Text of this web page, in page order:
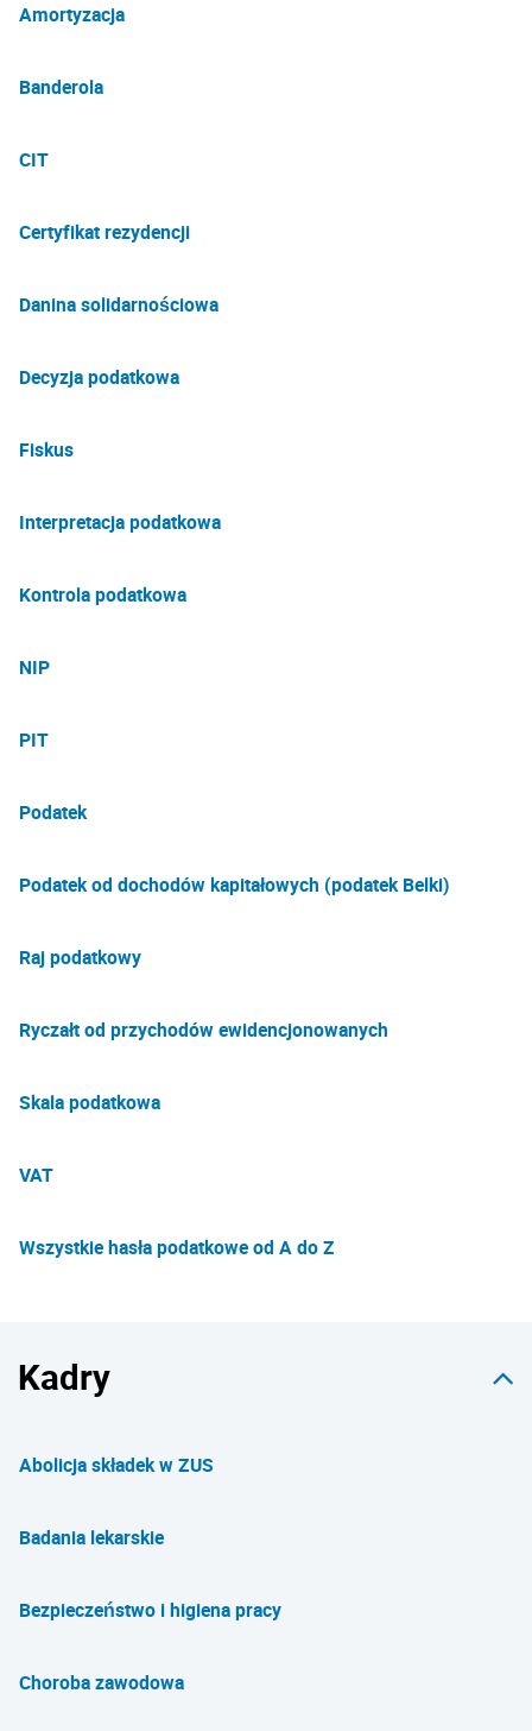
Amortyzacja
Banderola
CIT
Certyfikat rezydencji
Danina solidarnościowa
Decyzja podatkowa
Fiskus
Interpretacja podatkowa
Kontrola podatkowa
NIP
PIT
Podatek
Podatek od dochodów kapitałowych (podatek Belki)
Raj podatkowy
Ryczałt od przychodów ewidencjonowanych
Skala podatkowa
VAT
Wszystkie hasła podatkowe od A do Z
Kadry
Abolicja składek w ZUS
Badania lekarskie
Bezpieczeństwo i higiena pracy
Choroba zawodowa